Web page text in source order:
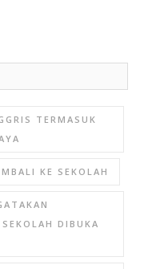
TERMASUK
KE SEKOLAH
DIBUKA